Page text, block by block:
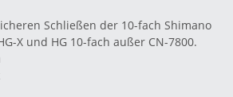
Schließen der 10-fach Shimano
X und HG 10-fach außer CN-7800.